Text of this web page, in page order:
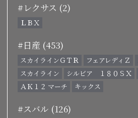
#レクサス (2)
ＬＢＸ
#日産 (453)
スカイラインＧＴＲ フェアレディＺ
スカイライン
シルビア １８０ＳＸ
ＡＫ１２ マーチ
キックス
#スバル (126)